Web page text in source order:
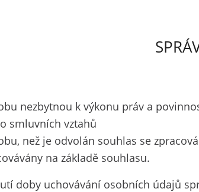
nezbytnou k výkonu práv a
smluvních vztahů
než je odvolán souhlas se
na základě souhlasu.
doby uchovávání osobních údajů